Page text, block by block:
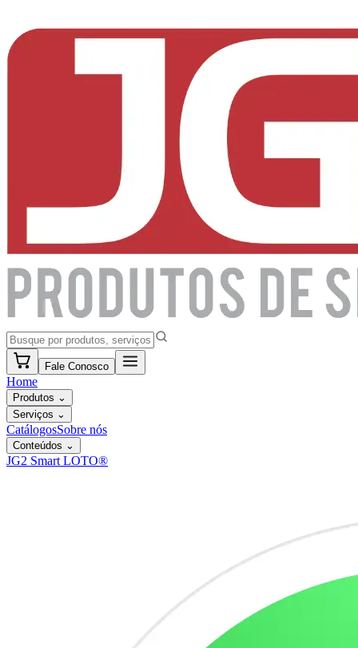
Fale Conosco
Home
Produtos ⌄
Serviços ⌄
CatálogosSobre nós
Conteúdos ⌄
JG2 Smart LOTO®